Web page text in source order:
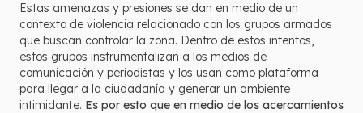
Estas amenazas y presiones se dan en medio de un
contexto de violencia relacionado con los grupos armados
que buscan controlar la zona. Dentro de estos intentos,
estos grupos instrumentalizan a los medios de
comunicación y periodistas y los usan como plataforma
para llegar a la ciudadanía y generar un ambiente
intimidante. Es por esto que en medio de los acercamientos